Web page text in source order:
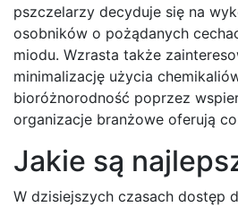
pszczelarzy decyduje się na
osobników o pożądanych
miodu. Wzrasta także
minimalizację użycia
bioróżnorodność poprzez
organizacje branżowe oferują
Jakie są
W dzisiejszych czasach dostęp